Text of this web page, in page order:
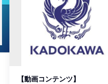
【動画コンテンツ】